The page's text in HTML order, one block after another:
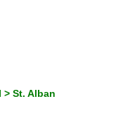
> St. Alban